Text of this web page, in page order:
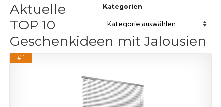
Kategorien
Aktuelle
TOP 10
Geschenkideen mit Jalousien
# 1